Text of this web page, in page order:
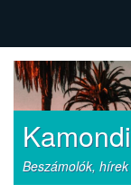
Kamondi
Beszámolók, hírek